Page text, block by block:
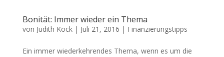
Bonität: Immer wieder ein Thema
von Judith Köck| Juli 21, 2016 | Finanzierungstipps
Ein immer wiederkehrendes Thema, wenn es um die